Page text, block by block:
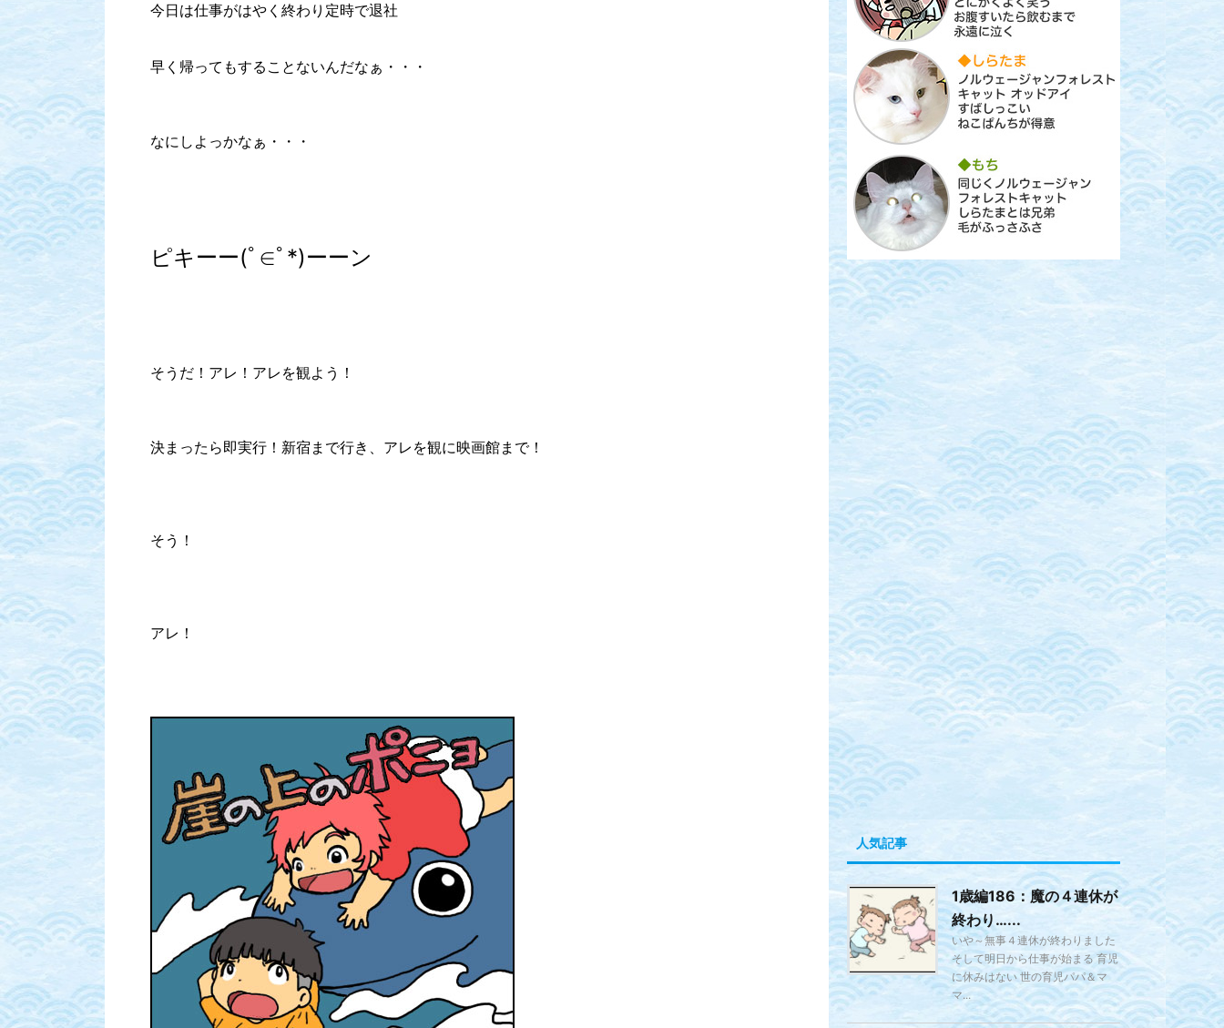
今日は仕事がはやく終わり定時で退社
早く帰ってもすることないんだなぁ・・・
なにしよっかなぁ・・・
ピキーー(ﾟ∈ﾟ*)ーーン
そうだ！アレ！アレを観よう！
決まったら即実行！新宿まで行き、アレを観に映画館まで！
そう！
アレ！
人気記事
1歳編186：魔の４連休が
終わり…...
いや～無事４連休が終わりました
そして明日から仕事が始まる 育児
に休みはない 世の育児パパ＆マ
マ...